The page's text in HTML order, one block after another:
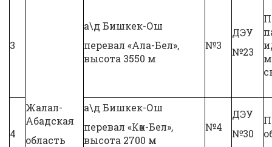
3
Жалал-
Абадская
область
а\д Бишкек-Ош
перевал «Ала-Бел»,
высота 3550 м
№3
ДЭУ
№23
4
а\д Бишкек-Ош
перевал «Көк-Бел»,
высота 2700 м
№4
ДЭУ
№30